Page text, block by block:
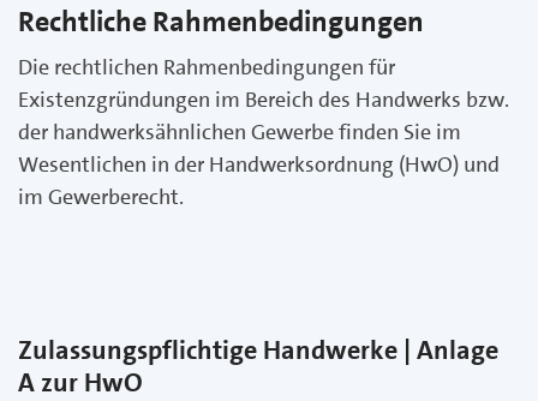
Rechtliche Rahmenbedingungen
Die rechtlichen Rahmenbedingungen für
Existenzgründungen im Bereich des Handwerks bzw.
der handwerksähnlichen Gewerbe finden Sie im
Wesentlichen in der Handwerksordnung (HwO) und
im Gewerberecht.
Zulassungspflichtige Handwerke | Anlage
A zur HwO